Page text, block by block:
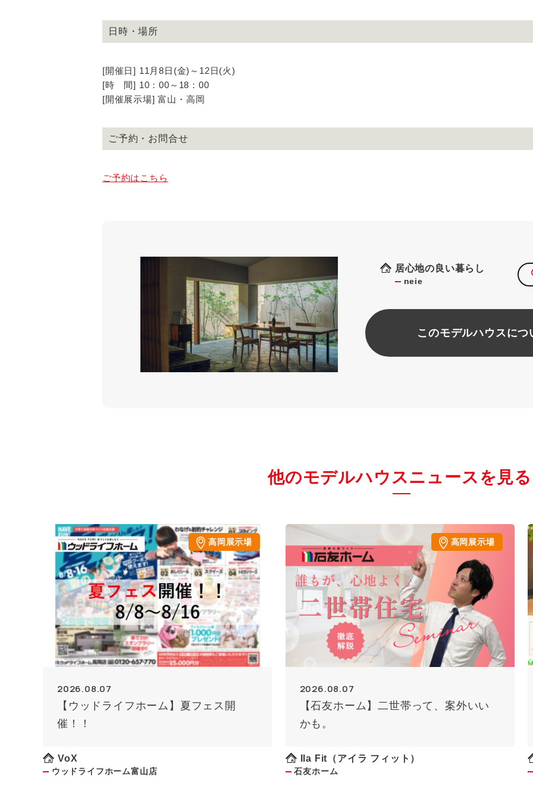
日時・場所
[開催日] 11月8日(金)～12日(火)
[時 間] 10：00～18：00
[開催展示場] 富山・高岡
ご予約・お問合せ
ご予約はこちら
居心地の良い暮らし
neie
このモデルハウスにつ
他のモデルハウスニュースを見る
高岡展示場
2026.08.07
【ウッドライフホーム】夏フェス開
催！！
VoX
ウッドライフホーム富山店
高岡展示場
2026.08.07
【石友ホーム】二世帯って、案外いい
かも。
Ila Fit（アイラ フィット）
石友ホーム